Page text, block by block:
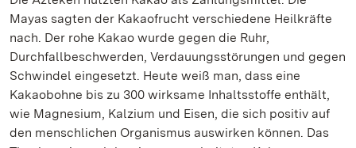
Mayas sagten der Kakaofrucht verschiedene Heilkräfte
nach. Der rohe Kakao wurde gegen die Ruhr,
Durchfallbeschwerden, Verdauungsstörungen und gegen
Schwindel eingesetzt. Heute weiß man, dass eine
Kakaobohne bis zu 300 wirksame Inhaltsstoffe enthält,
wie Magnesium, Kalzium und Eisen, die sich positiv auf
den menschlichen Organismus auswirken können. Das